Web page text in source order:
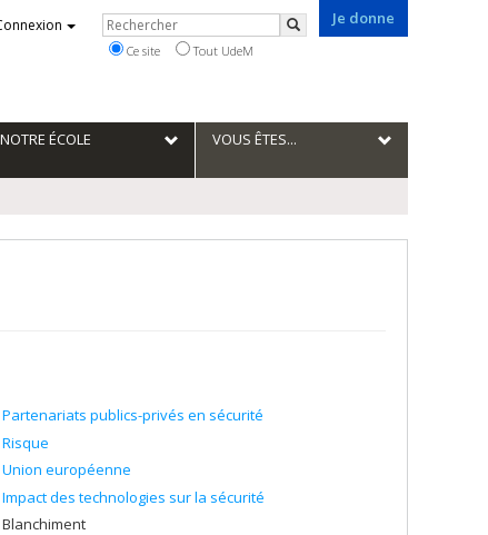
Je donne
Rechercher
Rechercher
Ce site Tout UdeM
NOTRE ÉCOLE VOUS ÊTES...
Partenariats publics-privés en sécurité
Risque
Union européenne
Impact des technologies sur la sécurité
Blanchiment